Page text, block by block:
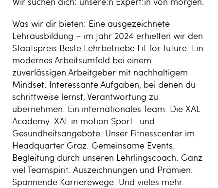
Was wir dir bieten: Eine ausgezeichnete
Lehrausbildung – im Jahr 2024 erhielten wir den
Staatspreis Beste Lehrbetriebe Fit for future. Ein
modernes Arbeitsumfeld bei einem
zuverlässigen Arbeitgeber mit nachhaltigem
Mindset. Interessante Aufgaben, bei denen du
schrittweise lernst, Verantwortung zu
übernehmen. Ein internationales Team. Die XAL
Academy. XAL in motion Sport- und
Gesundheitsangebote. Unser Fitnesscenter im
Headquarter Graz. Gemeinsame Events.
Begleitung durch unseren Lehrlingscoach. Ganz
viel Teamspirit. Auszeichnungen und Prämien.
Spannende Karrierewege. Und vieles mehr.